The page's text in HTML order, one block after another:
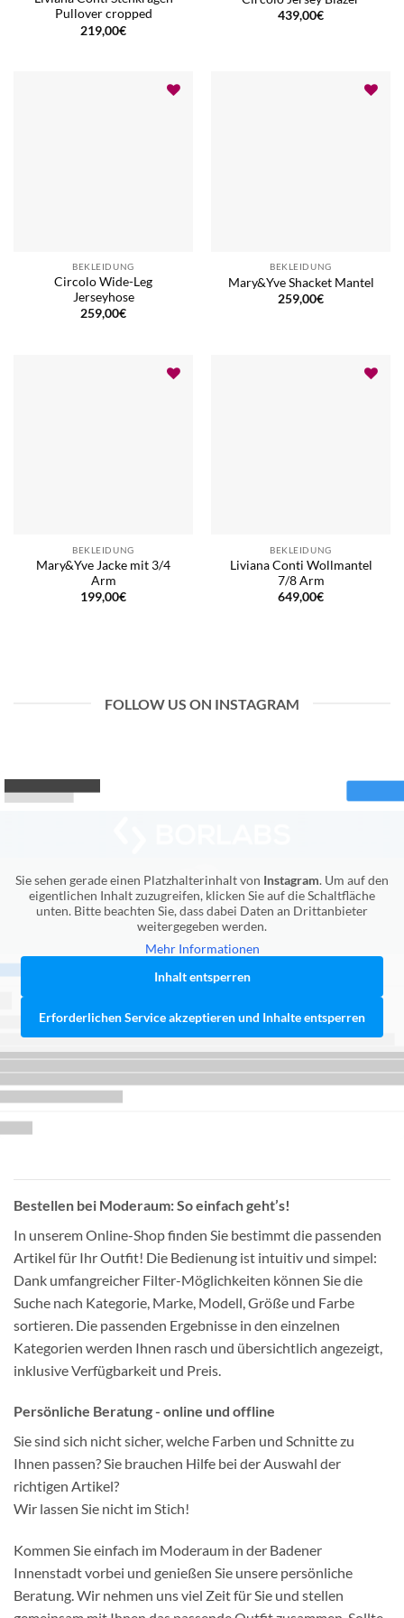
Pullover cropped
219,00€
439,00€
BEKLEIDUNG
Circolo Wide-Leg
Jerseyhose
259,00€
BEKLEIDUNG
Mary&Yve Shacket Mantel
259,00€
BEKLEIDUNG
Mary&Yve Jacke mit 3/4
Arm
199,00€
BEKLEIDUNG
Liviana Conti Wollmantel
7/8 Arm
649,00€
FOLLOW US ON INSTAGRAM
Sie sehen gerade einen Platzhalterinhalt von Instagram. Um auf den
eigentlichen Inhalt zuzugreifen, klicken Sie auf die Schaltfläche
unten. Bitte beachten Sie, dass dabei Daten an Drittanbieter
weitergegeben werden.
Mehr Informationen
Inhalt entsperren
Erforderlichen Service akzeptieren und Inhalte entsperren
Bestellen bei Moderaum: So einfach geht’s!
In unserem Online-Shop finden Sie bestimmt die passenden
Artikel für Ihr Outfit! Die Bedienung ist intuitiv und simpel:
Dank umfangreicher Filter-Möglichkeiten können Sie die
Suche nach Kategorie, Marke, Modell, Größe und Farbe
sortieren. Die passenden Ergebnisse in den einzelnen
Kategorien werden Ihnen rasch und übersichtlich angezeigt,
inklusive Verfügbarkeit und Preis.
Persönliche Beratung - online und offline
Sie sind sich nicht sicher, welche Farben und Schnitte zu
Ihnen passen? Sie brauchen Hilfe bei der Auswahl der
richtigen Artikel?
Wir lassen Sie nicht im Stich!
Kommen Sie einfach im Moderaum in der Badener
Innenstadt vorbei und genießen Sie unsere persönliche
Beratung. Wir nehmen uns viel Zeit für Sie und stellen